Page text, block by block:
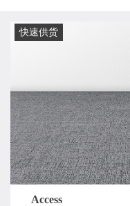
快速供货
Access